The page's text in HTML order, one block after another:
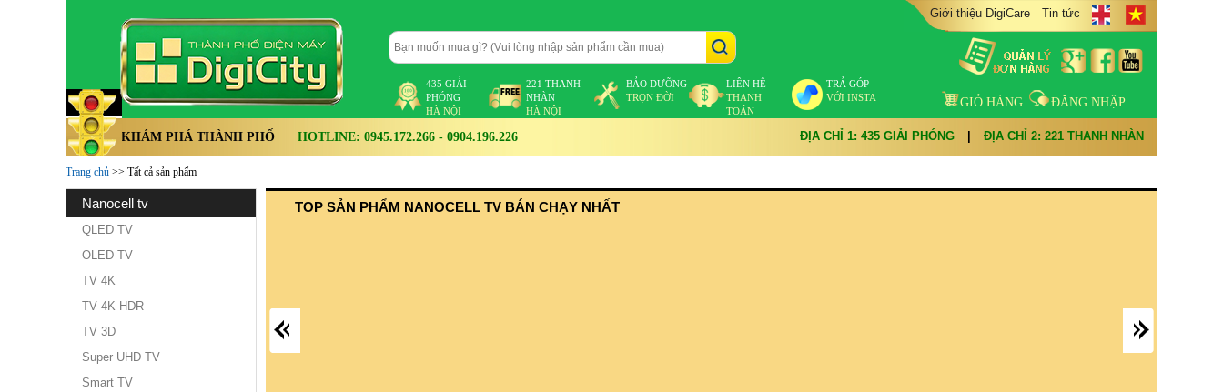
435 GIẢI
PHÓNG
HÀ NỘI
221 THANH
NHÀN
HÀ NỘI
BẢO DƯỠNG
TRỌN ĐỜI
LIÊN HỆ
THANH
TOÁN
TRẢ GÓP
VỚI INSTA
Giới thiệu DigiCare Tin tức
GIỎ HÀNG ĐĂNG NHẬP
KHÁM PHÁ THÀNH PHỐ HOTLINE: 0945.172.266 - 0904.196.226 ĐỊA CHỈ 1: 435 GIẢI PHÓNG ĐỊA CHỈ 2: 221 THANH NHÀN
Trang chủ >> Tất cả sản phẩm
nanocell tv
QLED TV
OLED TV
TV 4K
TV 4K HDR
TV 3D
Super UHD TV
Smart TV
TOP SẢN PHẨM NANOCELL TV BÁN CHẠY NHẤT